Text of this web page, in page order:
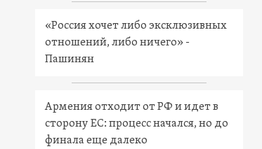
«Россия хочет либо эксклюзивных
отношений, либо ничего» -
Пашинян
Армения отходит от РФ и идет в
сторону ЕС: процесс начался, но до
финала еще далеко